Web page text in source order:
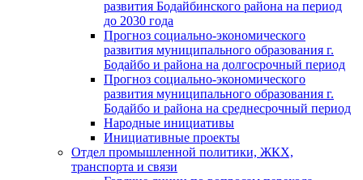
развития Бодайбинского района на период
до 2030 года
Прогноз социально-экономического
развития муниципального образования г.
Бодайбо и района на долгосрочный период
Прогноз социально-экономического
развития муниципального образования г.
Бодайбо и района на среднесрочный период
Народные инициативы
Инициативные проекты
Отдел промышленной политики, ЖКХ,
транспорта и связи